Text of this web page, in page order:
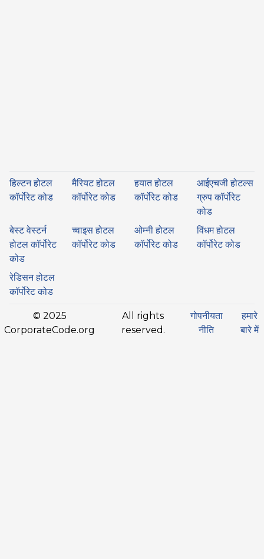
हिल्टन होटल
कॉर्पोरेट कोड
मैरियट होटल
कॉर्पोरेट कोड
हयात होटल
कॉर्पोरेट कोड
आईएचजी होटल्स
ग्रुप कॉर्पोरेट
कोड
बेस्ट वेस्टर्न
होटल कॉर्पोरेट
कोड
च्वाइस होटल
कॉर्पोरेट कोड
ओम्नी होटल
कॉर्पोरेट कोड
विंधम होटल
कॉर्पोरेट कोड
रेडिसन होटल
कॉर्पोरेट कोड
© 2025
CorporateCode.org
All rights
reserved.
गोपनीयता
नीति
हमारे
बारे में